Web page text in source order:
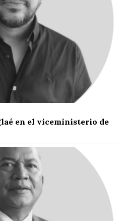
en el viceministerio de